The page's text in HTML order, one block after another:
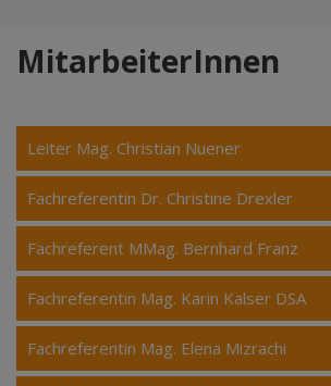
MitarbeiterInnen
Leiter Mag. Christian Nuener
Fachreferentin Dr. Christine Drexler
Fachreferent MMag. Bernhard Franz
Fachreferentin Mag. Karin Kalser DSA
Fachreferentin Mag. Elena Mizrachi